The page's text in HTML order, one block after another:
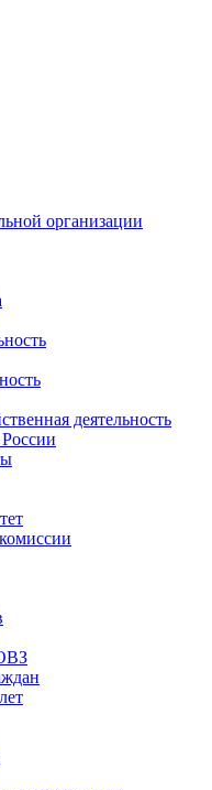
организации
деятельность